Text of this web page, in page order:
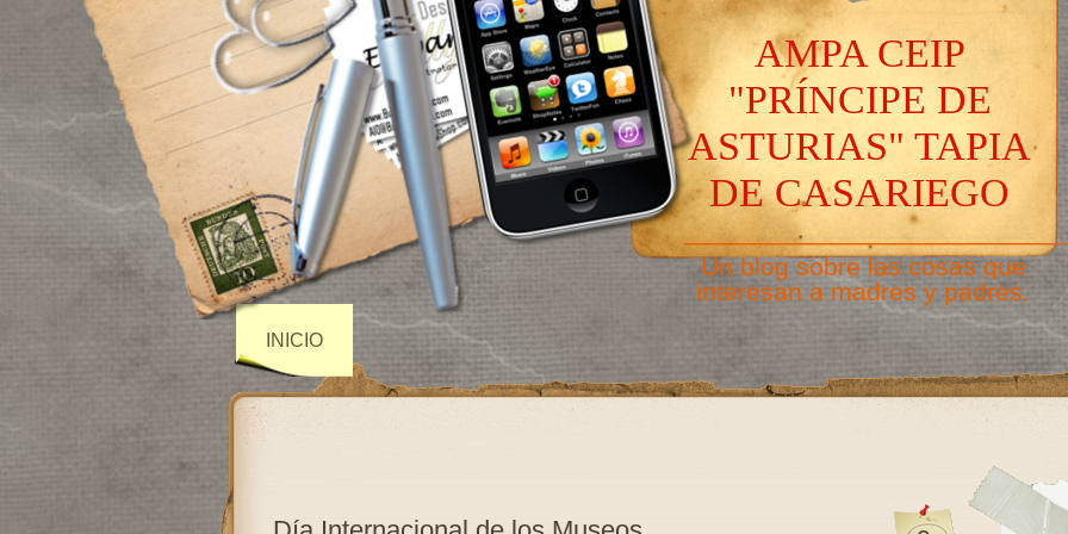
AMPA CEIP
"PRÍNCIPE DE
ASTURIAS" TAPIA
DE CASARIEGO
Un blog sobre las cosas que
interesan a madres y padres.
INICIO